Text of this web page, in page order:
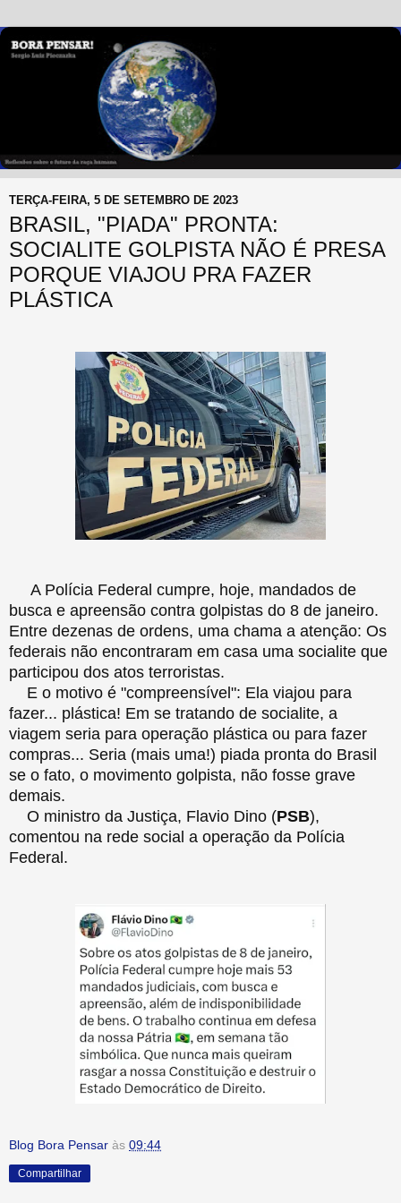
TERÇA-FEIRA, 5 DE SETEMBRO DE 2023
BRASIL, "PIADA" PRONTA:
SOCIALITE GOLPISTA NÃO É PRESA
PORQUE VIAJOU PRA FAZER
PLÁSTICA
A Polícia Federal cumpre, hoje, mandados de
busca e apreensão contra golpistas do 8 de janeiro.
Entre dezenas de ordens, uma chama a atenção: Os
federais não encontraram em casa uma socialite que
participou dos atos terroristas.
E o motivo é "compreensível": Ela viajou para
fazer... plástica! Em se tratando de socialite, a
viagem seria para operação plástica ou para fazer
compras... Seria (mais uma!) piada pronta do Brasil
se o fato, o movimento golpista, não fosse grave
demais.
O ministro da Justiça, Flavio Dino (PSB),
comentou na rede social a operação da Polícia
Federal.
Blog Bora Pensar às 09:44
Compartilhar